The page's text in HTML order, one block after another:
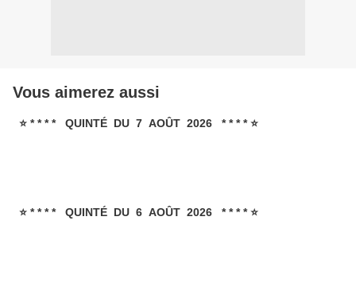
Vous aimerez aussi
⭐ * * * * QUINTÉ DU 7 AOÛT 2026 * * * * ⭐
⭐ * * * * QUINTÉ DU 6 AOÛT 2026 * * * * ⭐